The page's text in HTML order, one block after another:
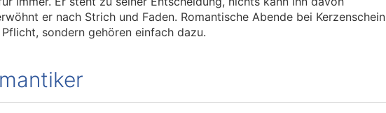
er nach Strich und Faden. Romantische Abende bei Kerzenschein
sondern gehören einfach dazu.